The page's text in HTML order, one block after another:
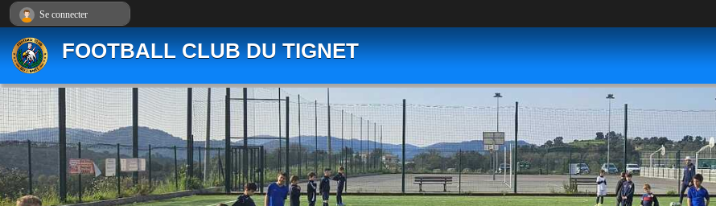
FOOTBALL CLUB DU TIGNET
Se connecter
Panneau de gestion des cookies